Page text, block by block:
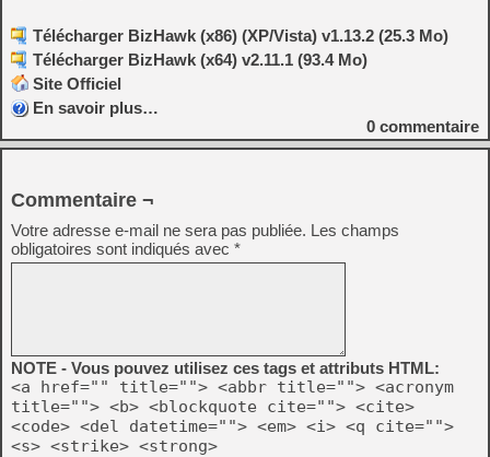
Télécharger BizHawk (x86) (XP/Vista) v1.13.2 (25.3 Mo)
Télécharger BizHawk (x64) v2.11.1 (93.4 Mo)
Site Officiel
En savoir plus…
0 commentaire
Commentaire ¬
Votre adresse e-mail ne sera pas publiée. Les champs
obligatoires sont indiqués avec *
NOTE - Vous pouvez utilisez ces tags et attributs HTML:
<a href="" title=""> <abbr title=""> <acronym
title=""> <b> <blockquote cite=""> <cite>
<code> <del datetime=""> <em> <i> <q cite="">
<s> <strike> <strong>